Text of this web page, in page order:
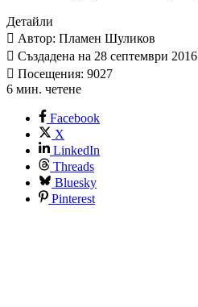
Детайли
Автор: Пламен Шуликов
Създадена на 28 септември 2016
Посещения: 9027
6 мин. четене
Facebook
X
LinkedIn
Threads
Bluesky
Pinterest